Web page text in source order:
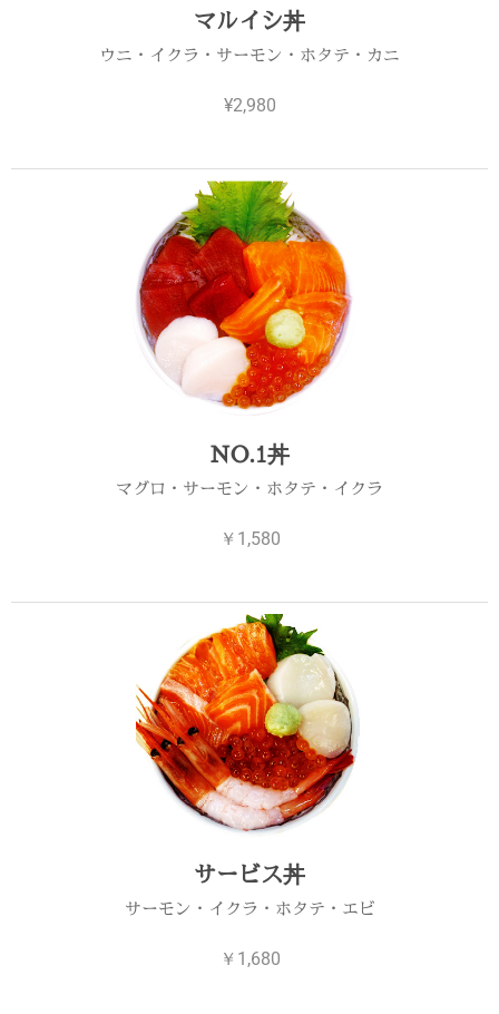
マルイシ丼
ウニ・イクラ・サーモン・ホタテ・カニ
¥2,980
NO.1丼
マグロ・サーモン・ホタテ・イクラ
￥1,580
サービス丼
サーモン・イクラ・ホタテ・エビ
￥1,680